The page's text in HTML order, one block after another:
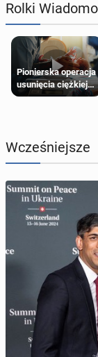
Rolki
Pionierska operacja
usunięcia ciężkiej
wady wrodzonej
Wcześniejsze